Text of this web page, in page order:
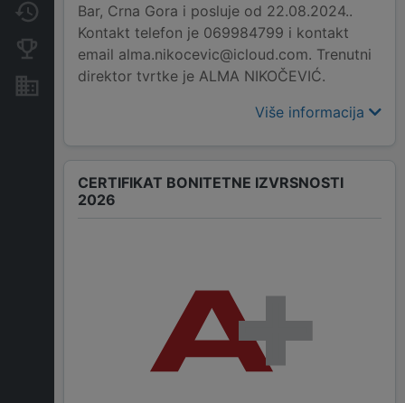
Promjene
Konkurentne kompanije
Nekretnine i imovina
Bar, Crna Gora i posluje od 22.08.2024..
Kontakt telefon je 069984799 i kontakt
email alma.nikocevic@icloud.com. Trenutni
direktor tvrtke je ALMA NIKOČEVIĆ.
Više informacija
CERTIFIKAT BONITETNE IZVRSNOSTI
2026